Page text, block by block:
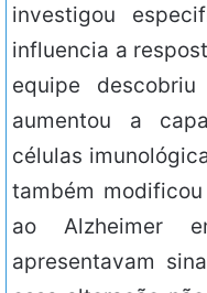
investigou
influencia a
equipe
aumentou a
células
também
ao Alzheimer
apresentavam